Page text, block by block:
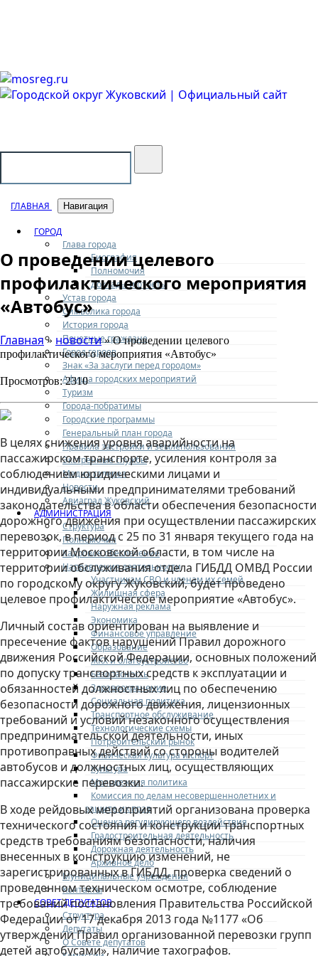
ГЛАВНАЯ Навигация
ГОРОД
Глава города
Биография
Полномочия
Доклады и отчеты
Устав города
Символика города
История города
Почетные граждане
Город героев
Знак «За заслуги перед городом»
Афиша городских мероприятий
Туризм
Города-побратимы
Городские программы
Генеральный план города
Правила застройки и землепользования
Экстренные службы
Медиа галерея
Новости
Авиаград Жуковский
АДМИНИСТРАЦИЯ
Структура
Полномочия
Кадровое обеспечение
Направления деятельности
Участникам СВО и членам их семей
Жилищная сфера
Наружная реклама
Экономика
Финансовое управление
Образование
ЖКХ и благоустройство
Безопасность
Здравоохранение
Социальная политика
Транспортное обслуживание
Технологические схемы
Потребительский рынок
Физическая культура и спорт
Культура
Молодежная политика
Комиссия по делам несовершеннолетних и
защите их прав
Оценка регулирующего воздействия
Градостроительная деятельность
Дорожная деятельность
Архивное дело
Муниципальные учреждения
Контакты
СОВЕТ ДЕПУТАТОВ
Структура
Депутаты
О Совете депутатов
О проведении целевого
профилактического мероприятия
«Автобус»
Главная» новости» О проведении целевого
профилактического мероприятия «Автобус»
Просмотров: 2310
В целях снижения уровня аварийности на
пассажирском транспорте, усиления контроля за
соблюдением юридическими лицами и
индивидуальными предпринимателями требований
законодательства в области обеспечения безопасности
дорожного движения при осуществлении пассажирских
перевозок, в период с 25 по 31 января текущего года на
территории Московской области, в том числе на
территории обслуживания отдела ГИБДД ОМВД России
по городскому округу Жуковский, будет проведено
целевое профилактическое мероприятие «Автобус».
Личный состав ориентирован на выявление и
пресечение фактов нарушений Правил дорожного
движения Российской Федерации, основных положений
по допуску транспортных средств к эксплуатации и
обязанностей должностных лиц по обеспечению
безопасности дорожного движения, лицензионных
требований и условий незаконного осуществления
предпринимательской деятельности, иных
противоправных действий со стороны водителей
автобусов и должностных лиц, осуществляющих
пассажирские перевозки.
В ходе рейдовых мероприятий организована проверка
технического состояния и конструкции транспортных
средств требованиям безопасности, наличия
внесенных в конструкцию изменений, не
зарегистрированных в ГИБДД, проверка сведений о
проведенном техническом осмотре, соблюдение
требований постановления Правительства Российской
Федерации от 17 декабря 2013 года №1177 «Об
утверждении Правил организованной перевозки групп
детей автобусами», наличие тахографов.